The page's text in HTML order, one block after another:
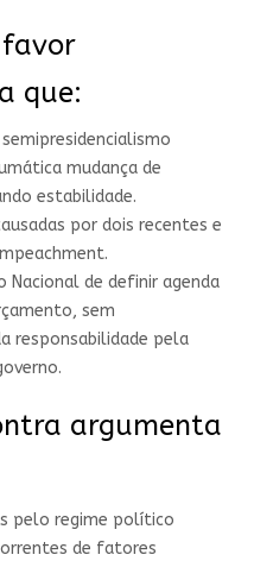
favor
que:
mudança de
estabilidade.
por dois recentes e
Nacional de definir agenda
sem
responsabilidade pela
argumenta
pelo regime político
de fatores